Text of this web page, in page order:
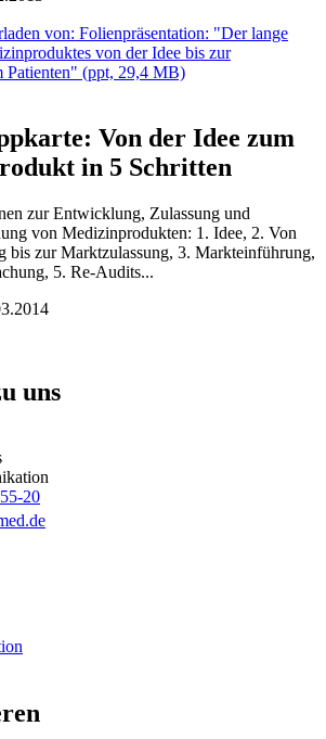
von: Folienpräsentation: "Der lange
von der Idee bis zur
Patienten" (ppt, 29,4 MB)
Von der Idee zum
in 5 Schritten
zur Entwicklung, Zulassung und
von Medizinprodukten: 1. Idee, 2. Von
bis zur Marktzulassung, 3. Markteinführung,
5. Re-Audits...
uns
20